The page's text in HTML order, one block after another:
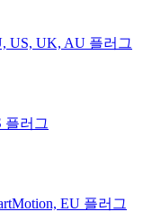
US, UK, AU 플러그
플러그
EU 플러그